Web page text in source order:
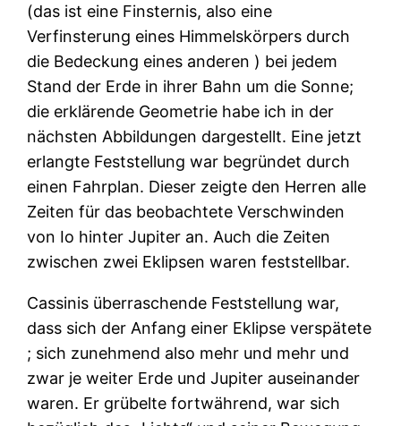
(das ist eine Finsternis, also eine
Verfinsterung eines Himmelskörpers durch
die Bedeckung eines anderen ) bei jedem
Stand der Erde in ihrer Bahn um die Sonne;
die erklärende Geometrie habe ich in der
nächsten Abbildungen dargestellt. Eine jetzt
erlangte Feststellung war begründet durch
einen Fahrplan. Dieser zeigte den Herren alle
Zeiten für das beobachtete Verschwinden
von Io hinter Jupiter an. Auch die Zeiten
zwischen zwei Eklipsen waren feststellbar.
Cassinis überraschende Feststellung war,
dass sich der Anfang einer Eklipse verspätete
; sich zunehmend also mehr und mehr und
zwar je weiter Erde und Jupiter auseinander
waren. Er grübelte fortwährend, war sich